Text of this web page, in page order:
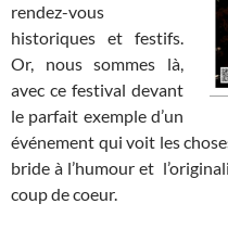
rendez-vous
historiques et festifs.
Or, nous sommes là,
avec ce festival devant
le parfait exemple d’un
événement qui voit les
bride à l’humour et
coup de coeur.